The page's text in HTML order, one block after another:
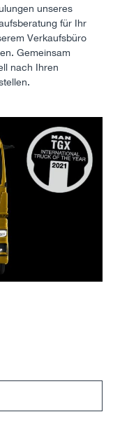
unseres
für Ihr
Verkaufsbüro
Gemeinsam
nach Ihren